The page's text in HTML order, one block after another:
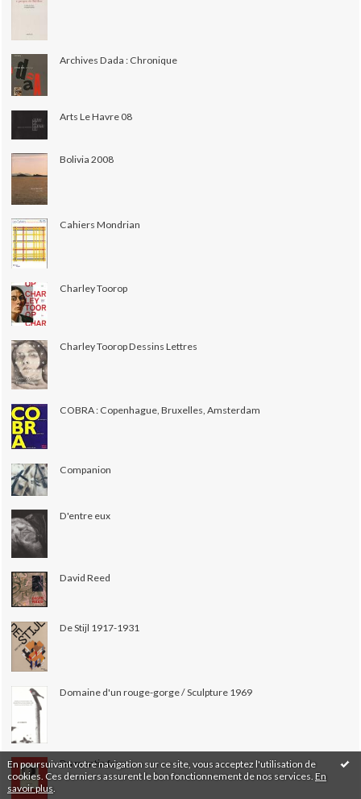
En poursuivant votre navigation sur ce site, vous acceptez l'utilisation de
cookies. Ces derniers assurent le bon fonctionnement de nos services. En
savoir plus
Archives Dada : Chronique
Arts Le Havre 08
Bolivia 2008
Cahiers Mondrian
Charley Toorop
Charley Toorop Dessins Lettres
COBRA : Copenhague, Bruxelles, Amsterdam
Companion
D'entre eux
David Reed
De Stijl 1917-1931
Domaine d'un rouge-gorge / Sculpture 1969
Du mentir-faux